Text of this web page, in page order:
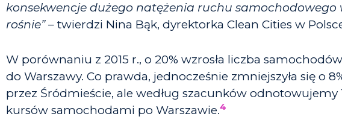
konsekwencje dużego natężenia ruchu samochodowego
rośnie”– twierdzi Nina Bąk, dyrektorka Clean Cities w
W porównaniu z 2015 r., o 20% wzrosła liczba
do Warszawy. Co prawda, jednocześnie zmniejszyła się o
przez Śródmieście, ale według szacunków odnotowujemy
kursów samochodami po Warszawie.4